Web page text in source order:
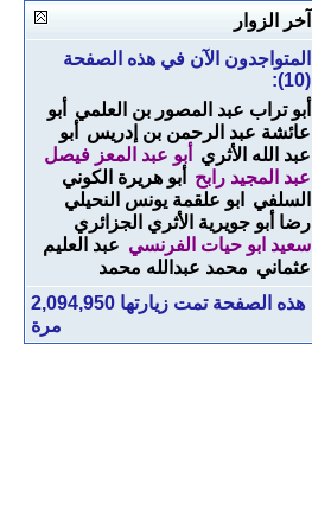
عودةودعوة
لعلم السلف
رحمهم الله
آخر الزوار
المتواجدون الآن في هذه الصفحة
(10):
أبو تراب عبد المصور بن العلمي
أبو
عائشة عبد الرحمن بن إدريس
أبو
عبد الله الأثري
أبو عبد المعز فيصل
عبد المجيد رابح
أبو هريرة الكوني
السلفي
ابو علقمة يونس النحيلي
رضا أبو جويرية الأثري الجزائري
سعيد ابو حيات الفرنسي عبد العليم
عثماني محمد عبدالله محمد
هذه الصفحة تمت زيارتها 2,094,950
مرة